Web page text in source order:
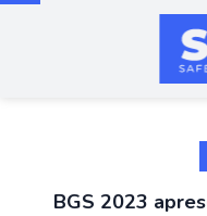
BGS 2023